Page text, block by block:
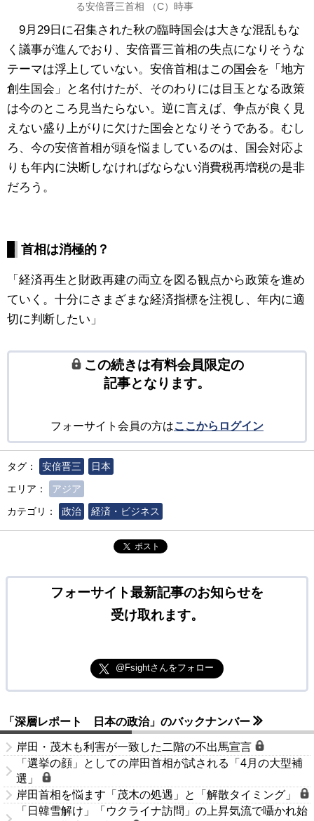
る安倍晋三首相 （C）時事
9月29日に召集された秋の臨時国会は大きな混乱もな
く議事が進んでおり、安倍晋三首相の失点になりそうな
テーマは浮上していない。安倍首相はこの国会を「地方
創生国会」と名付けたが、そのわりには目玉となる政策
は今のところ見当たらない。逆に言えば、争点が良く見
えない盛り上がりに欠けた国会となりそうである。むし
ろ、今の安倍首相が頭を悩ましているのは、国会対応よ
りも年内に決断しなければならない消費税再増税の是非
だろう。
首相は消極的？
「経済再生と財政再建の両立を図る観点から政策を進め
ていく。十分にさまざまな経済指標を注視し、年内に適
切に判断したい」
この続きは有料会員限定の
記事となります。
フォーサイト会員の方はここからログイン
タグ： 安倍晋三
日本
エリア：
アジア
カテゴリ：
政治 経済・ビジネス
ポスト
フォーサイト最新記事のお知らせを
受け取れます。
@Fsightさんをフォロー
「深層レポート 日本の政治」のバックナンバー
岸田・茂木も利害が一致した二階の不出馬宣言
「選挙の顔」としての岸田首相が試される「4月の大型補
選」
岸田首相を悩ます「茂木の処遇」と「解散タイミング」
「日韓雪解け」「ウクライナ訪問」の上昇気流で囁かれ始